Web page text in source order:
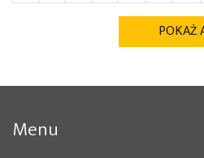
POKAŻ
Menu